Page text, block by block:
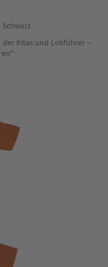
Schwarz
der Kitas und Lokführer –